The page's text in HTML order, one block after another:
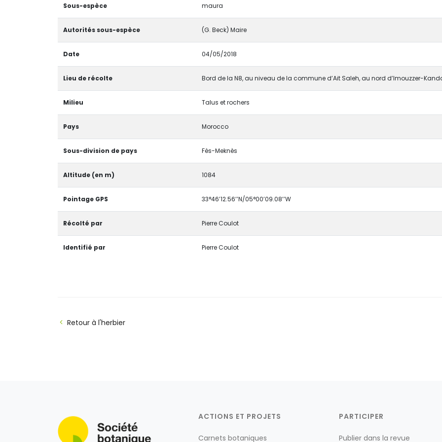
Sous-espèce maura
Autorités sous-espèce (G. Beck) Maire
Date 04/05/2018
Lieu de récolte Bord de la N8, au niveau de la commune d’Ait Saleh, au nord d’Imouzzer-
Milieu Talus et rochers
Pays Morocco
Sous-division de pays Fès-Meknès
Altitude (en m) 1084
Pointage GPS 33°46’12.56’’N/05°00’09.08’’W
Récolté par Pierre Coulot
Identifié par Pierre Coulot
Retour à l'herbier
ACTIONS ET PROJETS
Carnets botaniques
PARTICIPER
Publier dans la revue